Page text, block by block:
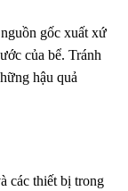
gốc xuất xứ
của bể. Tránh
hậu quả
các thiết bị trong